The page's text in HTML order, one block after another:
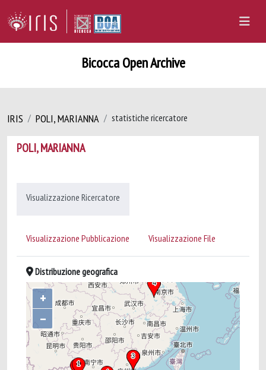
Bicocca Open Archive
IRIS POLI, MARIANNA statistiche ricercatore
POLI, MARIANNA
Visualizzazione Ricercatore
Visualizzazione Pubblicazione Visualizzazione File
Distribuzione geografica
+
–